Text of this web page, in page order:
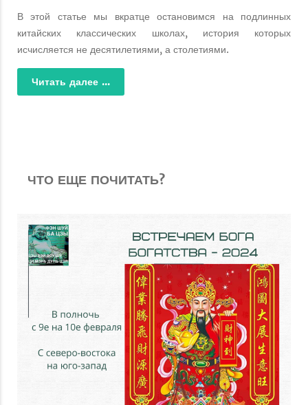
В этой статье мы вкратце остановимся на подлинных
китайских классических школах, история которых
исчисляется не десятилетиями, а столетиями.
Читать далее ...
ЧТО ЕЩЕ ПОЧИТАТЬ?